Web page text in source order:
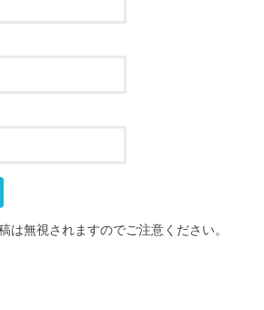
は無視されますのでご注意ください。